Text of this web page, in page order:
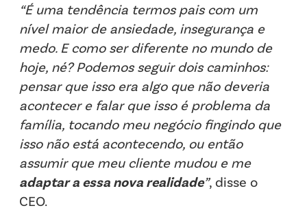
“É uma tendência termos pais com um
nível maior de ansiedade, insegurança e
medo. E como ser diferente no mundo de
hoje, né? Podemos seguir dois caminhos:
pensar que isso era algo que não deveria
acontecer e falar que isso é problema da
família, tocando meu negócio fingindo que
isso não está acontecendo, ou então
assumir que meu cliente mudou e me
adaptar a essa nova realidade”, disse o
CEO.